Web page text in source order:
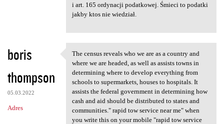
z
e
i art. 165 ordynacji podatkowej. Śmieci to podatki
jakby ktos nie wiedział.
boris
thompson
05.03.2022
Adres
The census reveals who we are
The census reveals who we are as a country and
where we are headed, as well as assists towns in
determining where to develop everything from
schools to supermarkets, houses to hospitals. It
assists the federal government in determining how
cash and aid should be distributed to states and
communities." rapid tow service near me" when
you write this on your mobile "rapid tow service